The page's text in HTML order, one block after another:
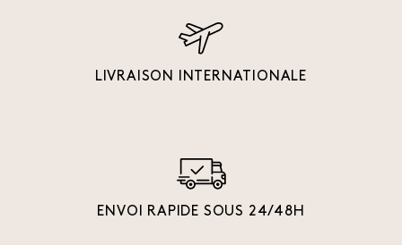
LIVRAISON INTERNATIONALE
ENVOI RAPIDE SOUS 24/48H